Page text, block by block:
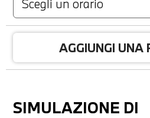
AGGIUNGI UNA
SIMULAZIONE DI